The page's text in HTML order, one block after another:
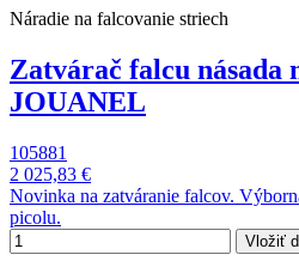
Náradie na falcovanie striech
Zatvárač falcu násada
JOUANEL
105881
2 025,83 €
Novinka na zatváranie falcov.
picolu.
Vložiť